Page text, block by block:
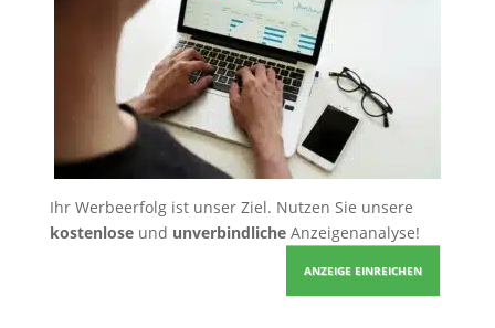
Ihr Werbeerfolg ist unser Ziel. Nutzen Sie unsere
kostenloseund unverbindlicheAnzeigenanalyse!
ANZEIGE EINREICHEN